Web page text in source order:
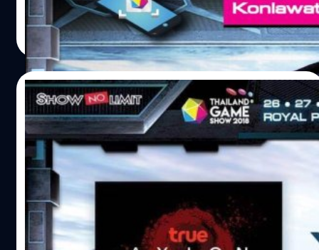
ผู้โชคดีคือ Konlawat Wisawanuruk ใครที่พลาดรางวัลไป ก็
ยังสามารถนำโค้ดมากรอกในแอปฯ Thailand Game Show
เพื่อลุ้นรางวัลกันได้ในวันอื่นๆอีก จนกว่าจะจบกิจกรรม
สามารถร่วมลุ้นกันได้ทุกวันตั้งแต่ 10 โมงเช้าเป็นต้นไป และจะ
มีการประกาศผลตอน 6 โมงเย็นของทุกวัน ยิ่งซื้อมากก็มีสิทธิ์
ลุ้นรางวัลมากขึ้น! กติกาพร้อมลุ้นของรางวัล
: https://goo.gl/ZA5hou ดาวน์โหลดแอปฯ TrueMoney
Wallet เพื่อซื้อบัตร : https://goo.gl/Pb3jgq ดาวน์โหลด
แอปฯ Thailand Game Show เพื่อลุ้นรางวัล Android
: https://goo.gl/TKFWwZ iOS : https://goo.gl/tsX83z…
salinee tintumrong| 2845 days ago
Read More
24/10/2018
อยากทำงานด้านเกม ต้องเรียน,ต้องจบอะไร
งาน Thailand Game Show 2018 มีคำตอบ
ให้!!
ข่าวดีสำหรับคนที่สนใจอยากทำงานด้านเกม จะต้องเรียนอะไร
ต้องจบการศึกษาอะไร ที่งาน Thailand Game Show 2018 มี
คำตอบให้จ้าาา!! ในช่วงแนะนำสถาบันการศึกษาด้านการ
ออกแบบและพัฒนาเกม ที่เวทีกลาง ณ รอยัล พารากอน ฮอลล์
วันที่ 26 ตุลาคม เวลา 12.00-13.00 น. แล้วไปเจอกันในงาน
salinee tintumrong | 2845 days ago